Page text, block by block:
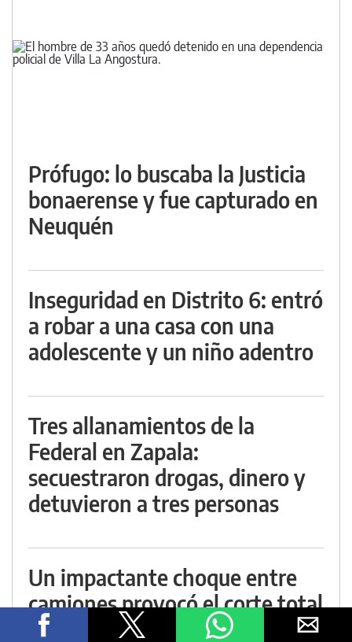
Prófugo: lo buscaba la Justicia
bonaerense y fue capturado en
Neuquén
Inseguridad en Distrito 6: entró
a robar a una casa con una
adolescente y un niño adentro
Tres allanamientos de la
Federal en Zapala:
secuestraron drogas, dinero y
detuvieron a tres personas
Un impactante choque entre
camiones provocó el corte total
de la Ruta 40